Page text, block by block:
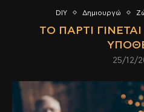
DIY Δημιουργώ
ΤΟ ΠΆΡΤΙ
25/12/